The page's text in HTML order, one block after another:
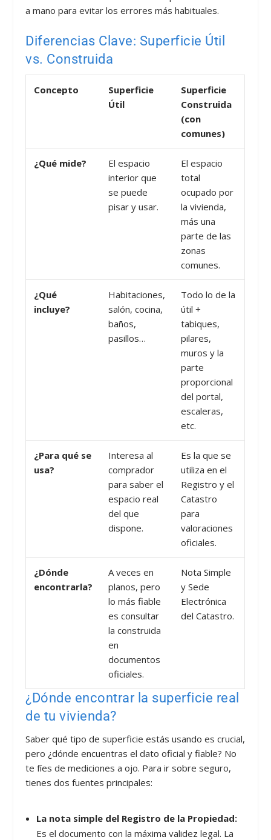
a mano para evitar los errores más habituales.
Diferencias Clave: Superficie Útil
vs. Construida
Concepto
Superficie
Útil
Superficie
Construida
(con
comunes)
¿Qué mide?
El espacio
interior que
se puede
pisar y usar.
El espacio
total
ocupado por
la vivienda,
más una
parte de las
zonas
comunes.
¿Qué
incluye?
Habitaciones,
salón, cocina,
baños,
pasillos…
Todo lo de la
útil +
tabiques,
pilares,
muros y la
parte
proporcional
del portal,
escaleras,
etc.
¿Para qué se
usa?
Interesa al
comprador
para saber el
espacio real
del que
dispone.
Es la que se
utiliza en el
Registro y el
Catastro
para
valoraciones
oficiales.
¿Dónde
encontrarla?
A veces en
planos, pero
lo más fiable
es consultar
la construida
en
documentos
oficiales.
Nota Simple
y Sede
Electrónica
del Catastro.
¿Dónde encontrar la superficie real
de tu vivienda?
Saber qué tipo de superficie estás usando es crucial,
pero ¿dónde encuentras el dato oficial y fiable? No
te fíes de mediciones a ojo. Para ir sobre seguro,
tienes dos fuentes principales:
La nota simple del Registro de la Propiedad:
Es el documento con la máxima validez legal. La